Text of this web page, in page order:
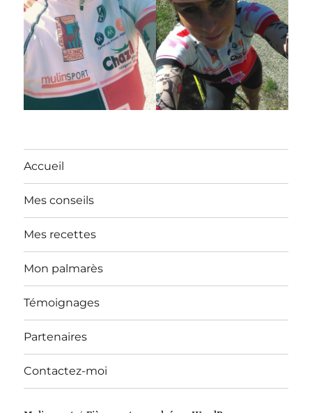
Accueil
Mes conseils
Mes recettes
Mon palmarès
Témoignages
Partenaires
Contactez-moi